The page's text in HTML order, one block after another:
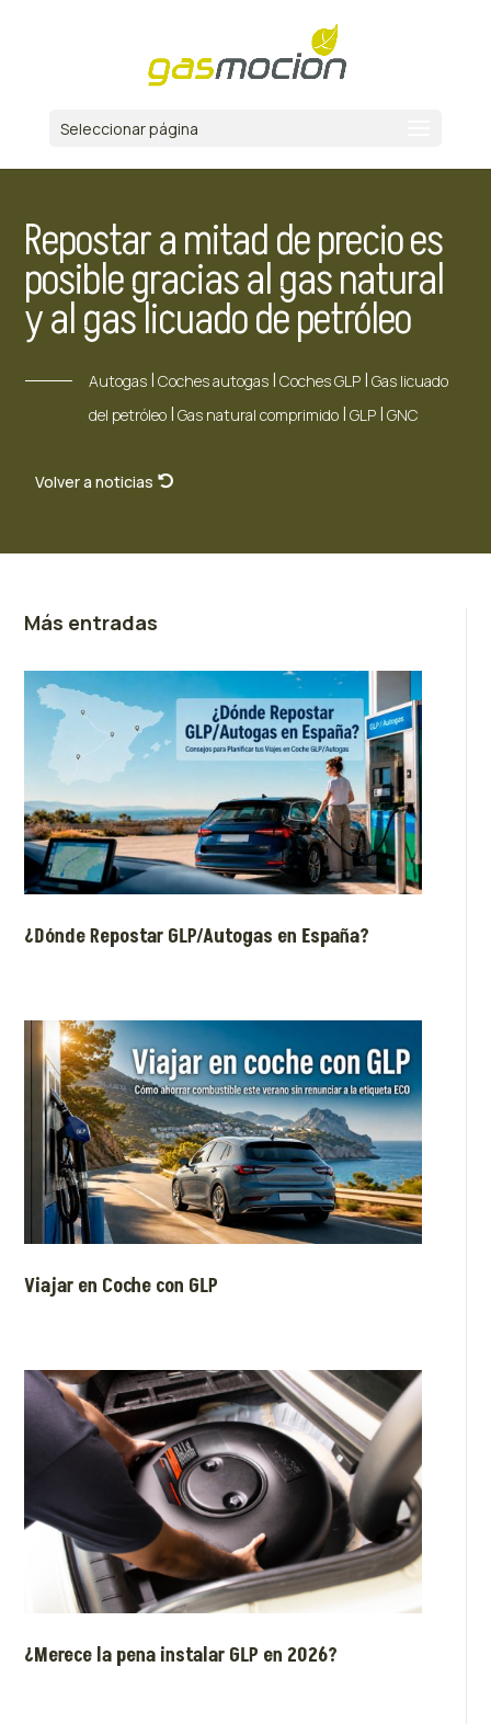
Seleccionar página
Repostar a mitad de precio es
posible gracias al gas natural
y al gas licuado de petróleo
Autogas| Coches autogas| Coches GLP| Gas licuado
del petróleo| Gas natural comprimido| GLP| GNC
Volver a noticias
Más entradas
¿Dónde Repostar GLP/Autogas en España?
Viajar en Coche con GLP
¿Merece la pena instalar GLP en 2026?